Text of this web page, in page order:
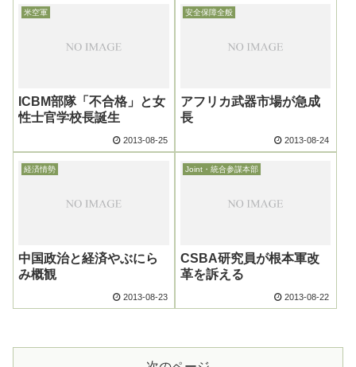
米空軍
ICBM部隊「不合格」と女
性士官学校長誕生
2013-08-25
安全保障全般
アフリカ武器市場が急成
長
2013-08-24
経済情勢
中国政治と経済やぶにら
み概観
2013-08-23
Joint・統合参謀本部
CSBA研究員が根本軍改
革を訴える
2013-08-22